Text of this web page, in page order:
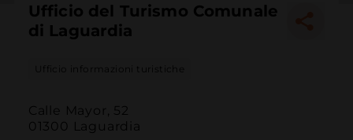
Ufficio del Turismo Comunale
di Laguardia
Ufficio informazioni turistiche
Calle Mayor, 52
01300 Laguardia